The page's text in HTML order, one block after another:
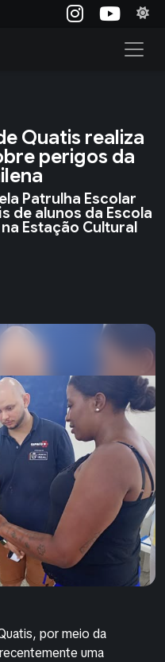
Quatis realiza
perigos da
Patrulha Escolar
de alunos da Escola
Estação Cultural
, por meio da
uma